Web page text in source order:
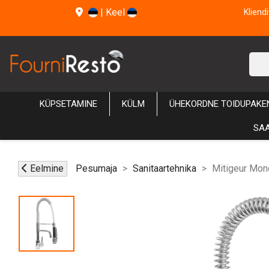
| Keel
KÜPSETAMINE KÜLM ÜHEKORDNE
Eelmine Pesumaja Sanitaartehnika Mitigeur